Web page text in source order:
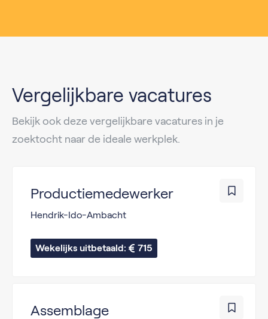
Vergelijkbare vacatures
Bekijk ook deze vergelijkbare vacatures in je
zoektocht naar de ideale werkplek.
Productiemedewerker
Hendrik-Ido-Ambacht
Wekelijks uitbetaald: 715
Assemblage